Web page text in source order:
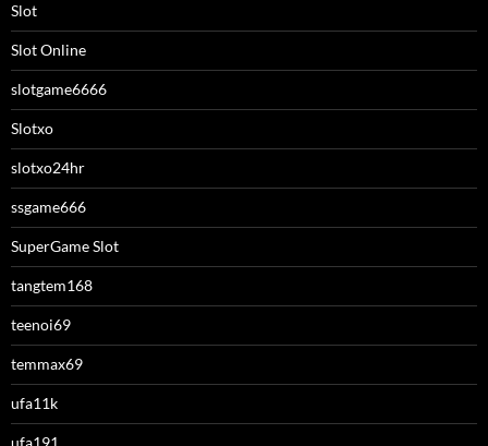
Slot
Slot Online
slotgame6666
Slotxo
slotxo24hr
ssgame666
SuperGame Slot
tangtem168
teenoi69
temmax69
ufa11k